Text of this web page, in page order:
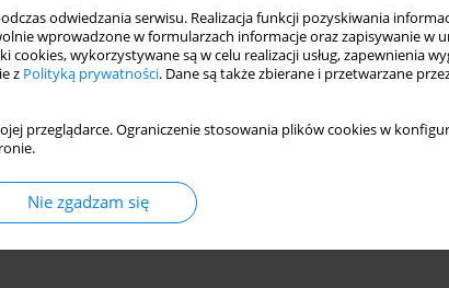
odwiedzania serwisu. Realizacja funkcji pozyskiwania
wprowadzone w formularzach informacje oraz zapisywanie w
cookies, wykorzystywane są w celu realizacji usług, zapewnienia
z Polityką prywatności. Dane są także zbierane i przetwarzane
przeglądarce. Ograniczenie stosowania plików cookies w
Nie zgadzam się